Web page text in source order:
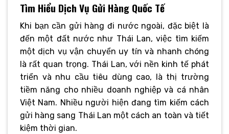
Tìm Hiểu Dịch Vụ Gửi Hàng Quốc Tế
Khi bạn cần gửi hàng đi nước ngoài, đặc biệt là
đến một đất nước như Thái Lan, việc tìm kiếm
một dịch vụ vận chuyển uy tín và nhanh chóng
là rất quan trọng. Thái Lan, với nền kinh tế phát
triển và nhu cầu tiêu dùng cao, là thị trường
tiềm năng cho nhiều doanh nghiệp và cá nhân
Việt Nam. Nhiều người hiện đang tìm kiếm cách
gửi hàng sang Thái Lan một cách an toàn và tiết
kiệm thời gian.